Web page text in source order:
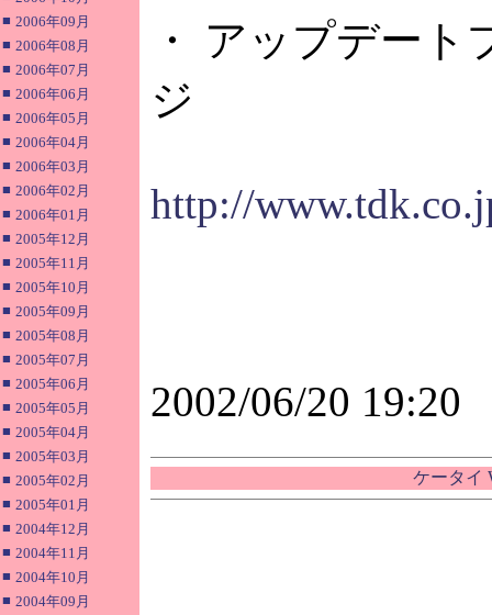
■ 2006年09月
■ 2006年08月
■ 2006年07月
■ 2006年06月
■ 2006年05月
■ 2006年04月
■ 2006年03月
■ 2006年02月
■ 2006年01月
■ 2005年12月
■ 2005年11月
■ 2005年10月
■ 2005年09月
■ 2005年08月
■ 2005年07月
■ 2005年06月
■ 2005年05月
■ 2005年04月
■ 2005年03月
■ 2005年02月
■ 2005年01月
■ 2004年12月
■ 2004年11月
■ 2004年10月
■ 2004年09月
・ アップデー
ジ
http://
2002/06/20 19:20
ケータイ